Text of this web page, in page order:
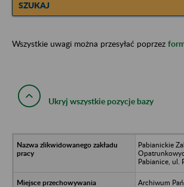
SZUKAJ
Wszystkie uwagi można przesyłać poprzez
Ukryj wszystkie pozycje bazy
Pabianickie
Pabianice, ul.
Archiwum